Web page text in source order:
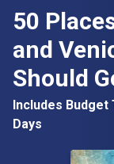
Saltar al
50
and
Should
Includes Budget
Days